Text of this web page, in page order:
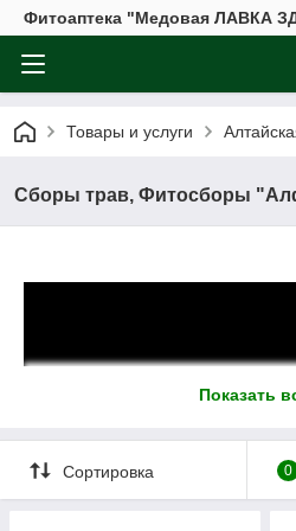
Фитоаптека "Медовая ЛАВКА
Товары и услуги
Сборы трав, Фитосборы
Показать
Сортировка 0